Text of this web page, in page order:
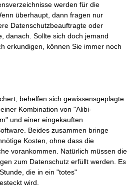
werden für die
überhaupt, dann fragen nur
Datenschutzbeauftragte oder
danach. Sollte sich doch jemand
erkundigen, können Sie immer noch
behelfen sich gewissensgeplagte
Kombination von "Alibi-
und einer eingekauften
Beides zusammen bringe
Kosten, ohne dass die
vorankommen. Natürlich müssen die
zum Datenschutz erfüllt werden. Es
die in ein "totes"
wird.